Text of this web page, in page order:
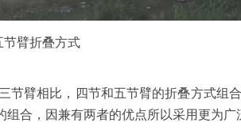
节臂折叠方式
臂相比，四节和五节臂的折叠方式组
组合，因兼有两者的优点所以采用更为广